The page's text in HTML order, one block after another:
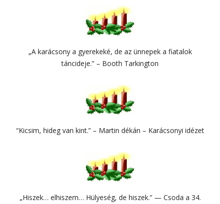
„A karácsony a gyerekeké, de az ünnepek a fiatalok
táncideje.” – Booth Tarkington
“Kicsim, hideg van kint.” – Martin dékán – Karácsonyi idézet
„Hiszek… elhiszem… Hülyeség, de hiszek.” — Csoda a 34.